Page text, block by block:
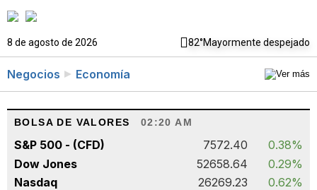
8 de agosto de 2026 82°Mayormente despejado
Negocios Economía
BOLSA DE VALORES 02:20 AM
S&P 500 - (CFD) 7572.40
0.38%
Dow Jones
52658.64
0.29%
Nasdaq
26269.23 0.62%